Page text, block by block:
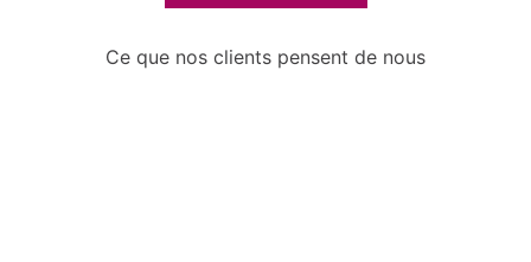
Ce que nos clients pensent de nous